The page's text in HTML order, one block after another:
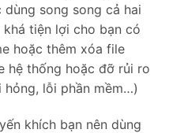
song song cả hai
tiện lợi cho bạn có
hoặc thêm xóa file
hệ thống hoặc đỡ rủi ro
lỗi phần mềm…)
khích bạn nên dùng